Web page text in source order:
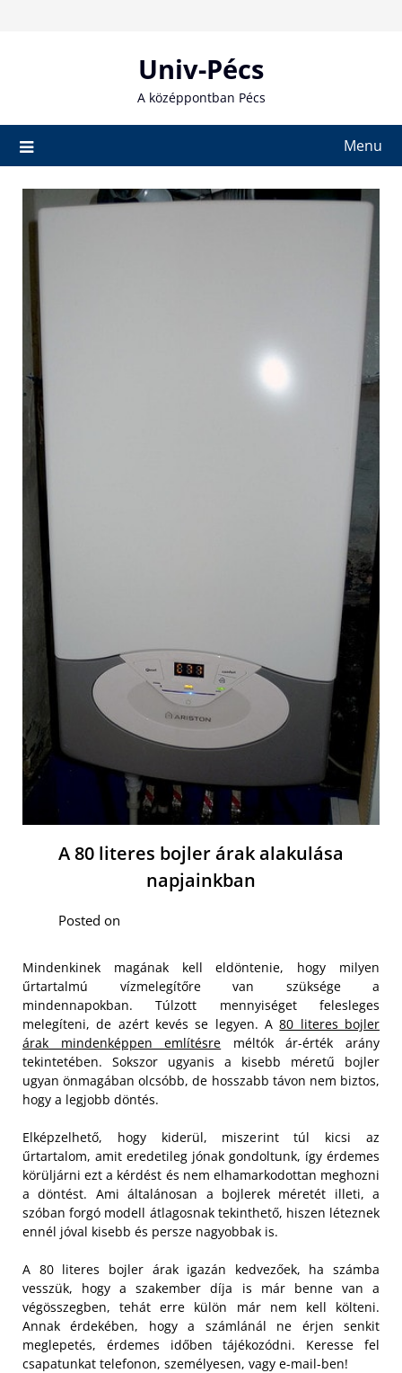
Univ-Pécs
A középpontban Pécs
Menu
A 80 literes bojler árak alakulása
napjainkban
Posted on
Mindenkinek magának kell eldöntenie, hogy milyen
űrtartalmú vízmelegítőre van szüksége a
mindennapokban. Túlzott mennyiséget felesleges
melegíteni, de azért kevés se legyen. A80 literes bojler
árak mindenképpen említésre méltók ár-érték arány
tekintetében. Sokszor ugyanis a kisebb méretű bojler
ugyan önmagában olcsóbb, de hosszabb távon nem biztos,
hogy a legjobb döntés.
Elképzelhető, hogy kiderül, miszerint túl kicsi az
űrtartalom, amit eredetileg jónak gondoltunk, így érdemes
körüljárni ezt a kérdést és nem elhamarkodottan meghozni
a döntést. Ami általánosan a bojlerek méretét illeti, a
szóban forgó modell átlagosnak tekinthető, hiszen léteznek
ennél jóval kisebb és persze nagyobbak is.
A 80 literes bojler árak igazán kedvezőek, ha számba
vesszük, hogy a szakember díja is már benne van a
végösszegben, tehát erre külön már nem kell költeni.
Annak érdekében, hogy a számlánál ne érjen senkit
meglepetés, érdemes időben tájékozódni. Keresse fel
csapatunkat telefonon, személyesen, vagy e-mail-ben!